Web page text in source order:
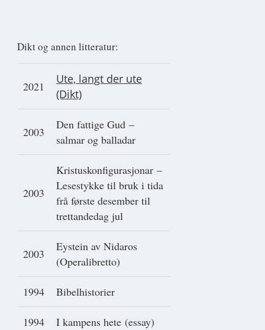
Dikt og annen litteratur:
2021
Ute, langt der ute
(Dikt)
2003
Den fattige Gud –
salmar og balladar
2003
Kristuskonfigurasjonar –
Lesestykke til bruk i tida
frå første desember til
trettandedag jul
2003
Eystein av Nidaros
(Operalibretto)
1994 Bibelhistorier
1994 I kampens hete (essay)